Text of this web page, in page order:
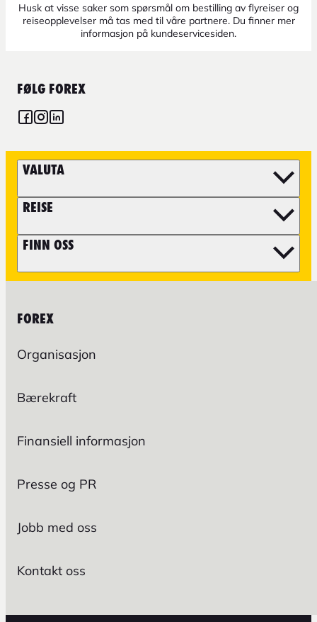
Husk at visse saker som spørsmål om bestilling av flyreiser og
reiseopplevelser må tas med til våre partnere. Du finner mer
informasjon på kundeservicesiden.
FØLG FOREX
VALUTA
REISE
FINN OSS
FOREX
Organisasjon
Bærekraft
Finansiell informasjon
Presse og PR
Jobb med oss
Kontakt oss